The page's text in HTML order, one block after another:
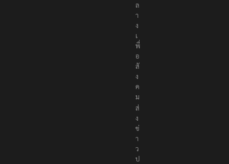
ล
า
ง
เ
พื่
อ
สั
ง
ค
ม
ส่
ง
ข่
า
ว
ป